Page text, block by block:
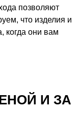
позволяют
что изделия и
когда они вам
И ЗА